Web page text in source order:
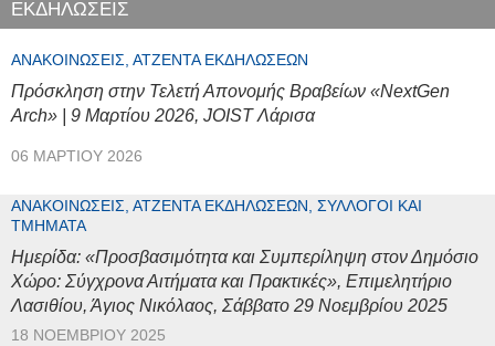
ΕΚΔΗΛΩΣΕΙΣ
ΑΝΑΚΟΙΝΏΣΕΙΣ, ΑΤΖΈΝΤΑ ΕΚΔΗΛΏΣΕΩΝ
Πρόσκληση στην Τελετή Απονομής Βραβείων «NextGen
Arch» | 9 Μαρτίου 2026, JOIST Λάρισα
06 ΜΑΡΤΊΟΥ 2026
ΑΝΑΚΟΙΝΏΣΕΙΣ, ΑΤΖΈΝΤΑ ΕΚΔΗΛΏΣΕΩΝ, ΣΎΛΛΟΓΟΙ ΚΑΙ
ΤΜΉΜΑΤΑ
Ημερίδα: «Προσβασιμότητα και Συμπερίληψη στον Δημόσιο
Χώρο: Σύγχρονα Αιτήματα και Πρακτικές», Επιμελητήριο
Λασιθίου, Άγιος Νικόλαος, Σάββατο 29 Νοεμβρίου 2025
18 ΝΟΕΜΒΡΊΟΥ 2025